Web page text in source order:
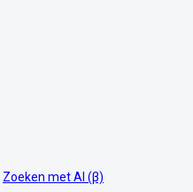
Zoeken met AI (β)